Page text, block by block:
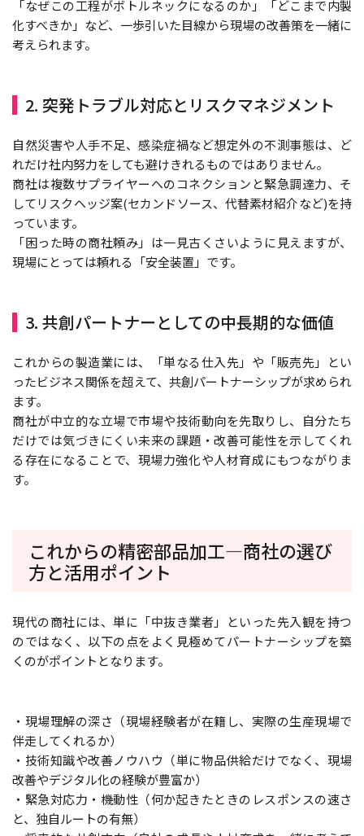
「なぜこの工程がボトルネックになるのか」「どこまで内製
化すべきか」など、一歩引いた目線から現場の改善策を一緒に
考えられます。
2. 突発トラブル対応とリスクマネジメント
自然災害や人手不足、感染症禍など想定外の不測事態は、ど
れだけ社内努力をしても避けきれるものではありません。
商社は複数サプライヤーへのコネクションと緊急調達力、そ
してリスクヘッジ案(セカンドソース、代替素材紹介など)を持
っています。
「困った時の商社頼み」は一見古くさいように見えますが、
現場にとっては頼れる「安全装置」です。
3. 共創パートナーとしての中長期的な価値
これからの製造業には、「単なる仕入先」や「販売先」とい
ったビジネス関係を超えて、共創パートナーシップが求められ
ます。
商社が中立的な立場で市場や技術動向を先取りし、自分たち
だけでは気づきにくい未来の課題・改善可能性を示してくれ
る存在になることで、現場力強化や人材育成にもつながりま
す。
これからの精密部品加工―商社の選び
方と活用ポイント
現代の商社には、単に「中抜き業者」といった先入観を持つ
のではなく、以下の点をよく見極めてパートナーシップを築
くのがポイントとなります。
・現場理解の深さ（現場経験者が在籍し、実際の生産現場で
伴走してくれるか）
・技術知識や改善ノウハウ（単に物品供給だけでなく、現場
改善やデジタル化の経験が豊富か）
・緊急対応力・機動性（何か起きたときのレスポンスの速さ
と、独自ルートの有無）